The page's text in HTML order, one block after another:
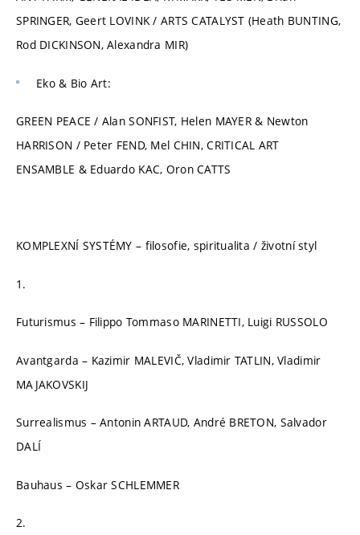
SPRINGER, Geert LOVINK / ARTS CATALYST (Heath BUNTING,
Rod DICKINSON, Alexandra MIR)
Eko & Bio Art:
GREEN PEACE / Alan SONFIST, Helen MAYER & Newton
HARRISON / Peter FEND, Mel CHIN, CRITICAL ART
ENSAMBLE & Eduardo KAC, Oron CATTS
KOMPLEXNÍ SYSTÉMY – filosofie, spiritualita / životní styl
1.
Futurismus – Filippo Tommaso MARINETTI, Luigi RUSSOLO
Avantgarda – Kazimir MALEVIČ, Vladimir TATLIN, Vladimir
MAJAKOVSKIJ
Surrealismus – Antonin ARTAUD, André BRETON, Salvador
DALÍ
Bauhaus – Oskar SCHLEMMER
2.